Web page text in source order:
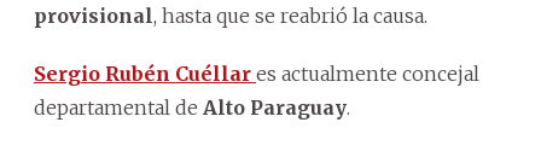
provisional, hasta que se reabrió la causa.
Sergio Rubén Cuéllar es actualmente concejal
departamental de Alto Paraguay.